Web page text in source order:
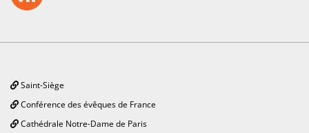
Saint-Siège
Conférence des évêques de France
Cathédrale Notre-Dame de Paris